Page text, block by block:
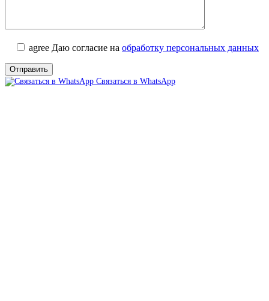
agree Даю согласие на обработку персональных данных
Связаться в WhatsApp